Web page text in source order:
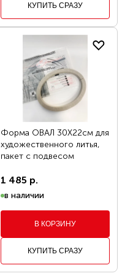
КУПИТЬ СРАЗУ
Форма ОВАЛ 30Х22см для
художественного литья,
пакет с подвесом
1 485 р.
в наличии
В КОРЗИНУ
КУПИТЬ СРАЗУ